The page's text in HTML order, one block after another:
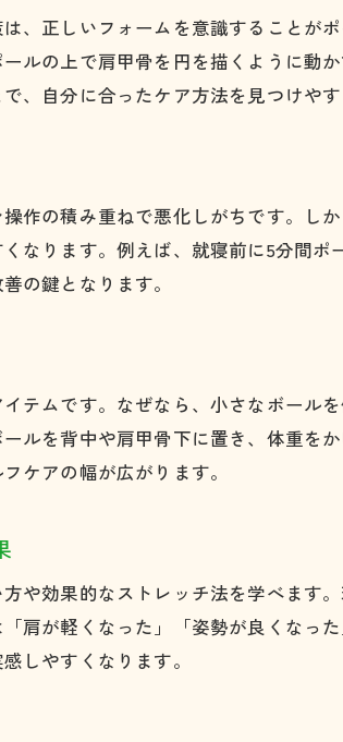
ストレッチポール使い方の基本と肩こり
こり緩和へ導くストレッチポールの姿
に悩む方へストレッチポール活用法
こりを和らげるストレッチポール活用術
アスリートも実践する肩こり解消法の紹
こりに特化したストレッチポール教室
常で続ける肩こり予防のストレッチ方法
こりケアにおけるポールとフォームロ
フォームローラー比較で見る肩こり改善
こり解消に適した器具選びと使い分け
トレッチポールならではの肩こり効果と
、正しいフォームを意識することが
ルの上で肩甲骨を円を描くように動
、自分に合ったケア方法を見つけやす
作の積み重ねで悪化しがちです。し
なります。例えば、就寝前に5分間
の鍵となります。
テムです。なぜなら、小さなボール
ルを背中や肩甲骨下に置き、体重を
ケアの幅が広がります。
や効果的なストレッチ法を学べます
肩が軽くなった」「姿勢が良くなっ
しやすくなります。